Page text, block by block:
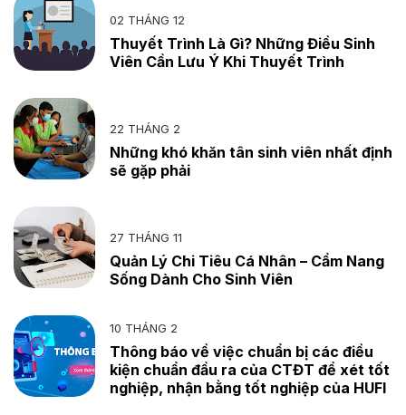
02 THÁNG 12
Thuyết Trình Là Gì? Những Điều Sinh
Viên Cần Lưu Ý Khi Thuyết Trình
22 THÁNG 2
Những khó khăn tân sinh viên nhất định
sẽ gặp phải
27 THÁNG 11
Quản Lý Chi Tiêu Cá Nhân – Cẩm Nang
Sống Dành Cho Sinh Viên
10 THÁNG 2
Thông báo về việc chuẩn bị các điều
kiện chuẩn đầu ra của CTĐT để xét tốt
nghiệp, nhận bằng tốt nghiệp của HUFI